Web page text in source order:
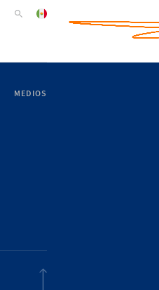
MEDIOS